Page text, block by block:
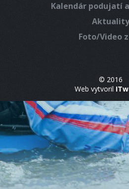
Kalendár podujatí
Aktuality
Foto/Video
© 2016
Web vytvoril